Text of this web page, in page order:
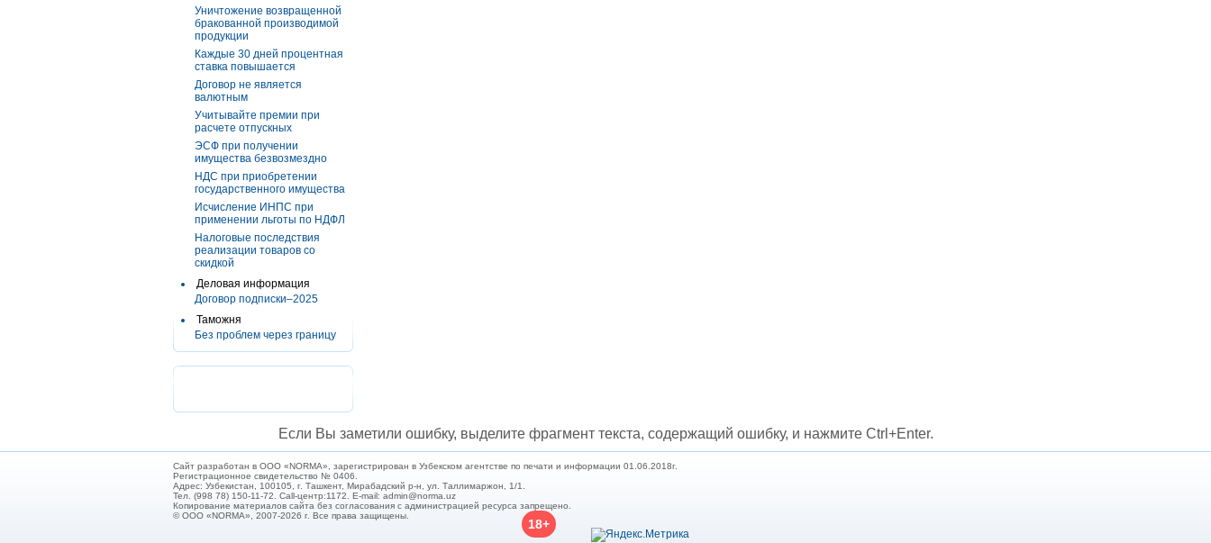
Уничтожение возвращенной
бракованной производимой
продукции
Каждые 30 дней процентная
ставка повышается
Договор не является
валютным
Учитывайте премии при
расчете отпускных
ЭСФ при получении
имущества безвозмездно
НДС при приобретении
государственного имущества
Исчисление ИНПС при
применении льготы по НДФЛ
Налоговые последствия
реализации товаров со
скидкой
Деловая информация
Договор подписки–2025
Таможня
Без проблем через границу
Если Вы заметили ошибку, выделите фрагмент текста, содержащий ошибку, и нажмите Ctrl+Enter.
Сайт разработан в ООО «NORMA», зарегистрирован в Узбекском агентстве по печати и информации 01.06.2018г.
Регистрационное свидетельство № 0406.
Адрес: Узбекистан, 100105, г. Ташкент, Мирабадский р-н, ул. Таллимаржон, 1/1.
Тел. (998 78) 150-11-72. Call-центр:1172. E-mail: admin@norma.uz
Копирование материалов сайта без согласования с администрацией ресурса запрещено.
© ООО «NORMA», 2007-2026 г. Все права защищены.
18+